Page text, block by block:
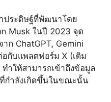
ประดิษฐ์ที่พัฒนาโดย
Musk ในปี 2023 จุด
ก ChatGPT, Gemini
กับแพลตฟอร์ม X (เดิม
ำให้สามารถเข้าถึงข้อมูล
กำลังเกิดขึ้นในขณะนั้น